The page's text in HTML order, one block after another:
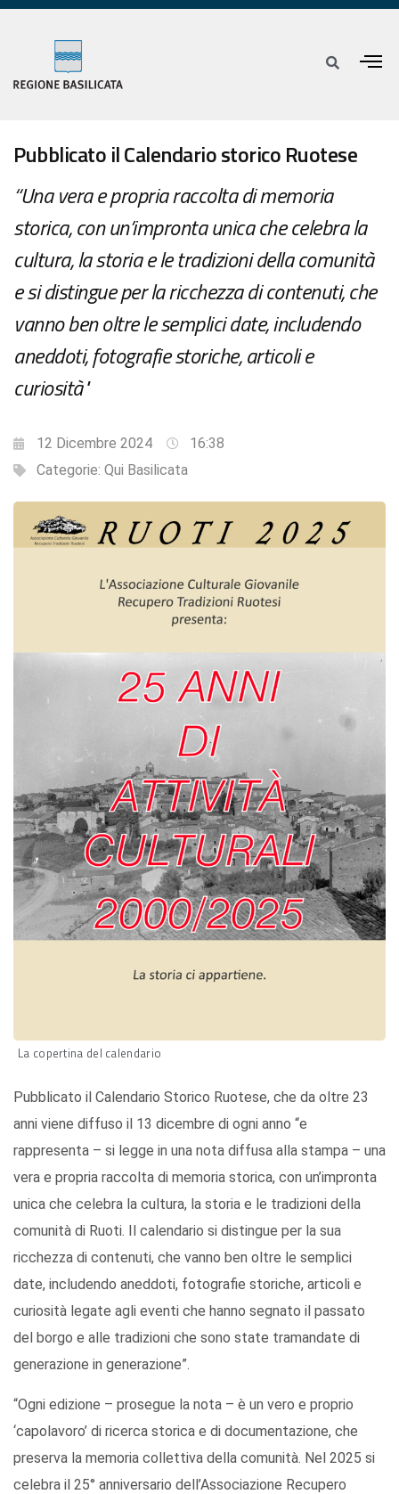
Pubblicato il Calendario storico Ruotese
“Una vera e propria raccolta di memoria
storica, con un’impronta unica che celebra la
cultura, la storia e le tradizioni della comunità
e si distingue per la ricchezza di contenuti, che
vanno ben oltre le semplici date, includendo
aneddoti, fotografie storiche, articoli e
curiosità"
12 Dicembre 2024
16:38
Categorie: Qui Basilicata
La copertina del calendario
Pubblicato il Calendario Storico Ruotese, che da oltre 23
anni viene diffuso il 13 dicembre di ogni anno “e
rappresenta – si legge in una nota diffusa alla stampa – una
vera e propria raccolta di memoria storica, con un’impronta
unica che celebra la cultura, la storia e le tradizioni della
comunità di Ruoti. Il calendario si distingue per la sua
ricchezza di contenuti, che vanno ben oltre le semplici
date, includendo aneddoti, fotografie storiche, articoli e
curiosità legate agli eventi che hanno segnato il passato
del borgo e alle tradizioni che sono state tramandate di
generazione in generazione”.
“Ogni edizione – prosegue la nota – è un vero e proprio
‘capolavoro’ di ricerca storica e di documentazione, che
preserva la memoria collettiva della comunità. Nel 2025 si
celebra il 25° anniversario dell’Associazione Recupero